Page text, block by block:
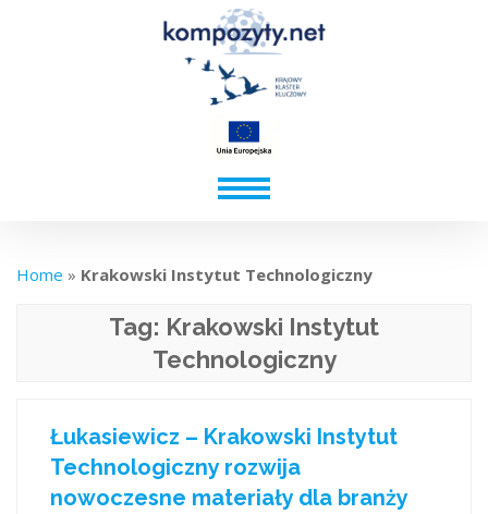
Home » Krakowski Instytut Technologiczny
Tag: Krakowski Instytut
Technologiczny
Łukasiewicz – Krakowski Instytut
Technologiczny rozwija
nowoczesne materiały dla branży